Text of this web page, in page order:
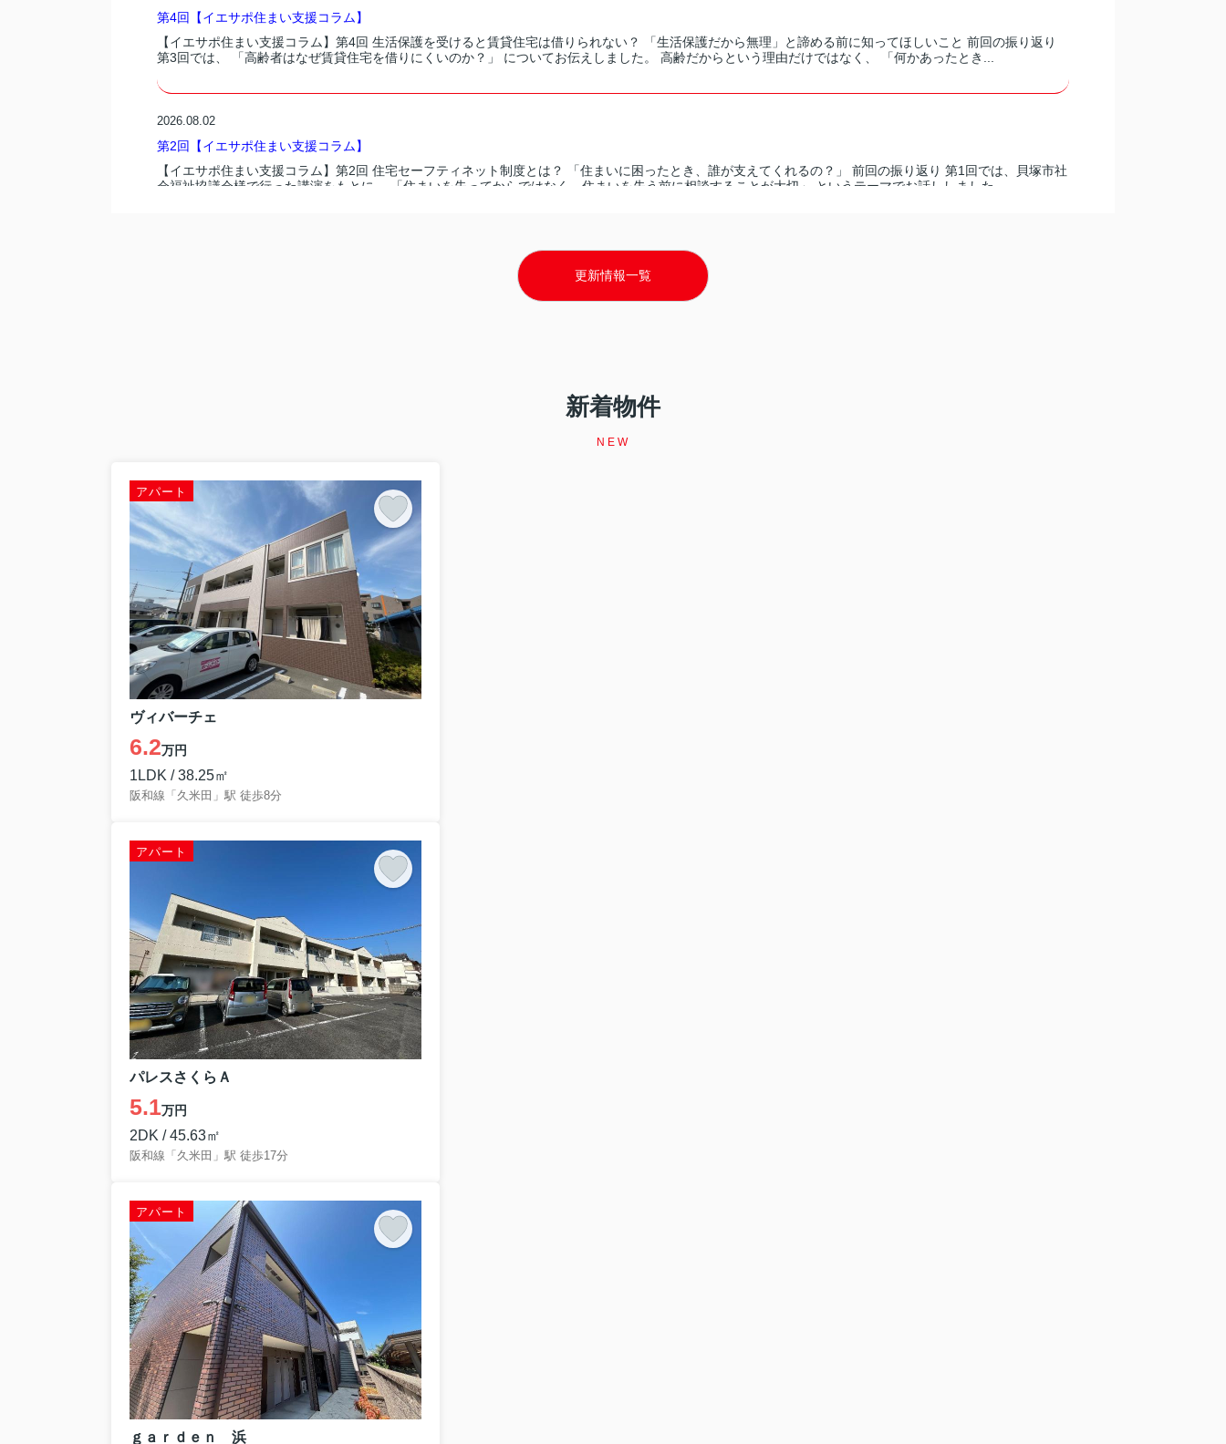
第4回【イエサポ住まい支援コラム】
【イエサポ住まい支援コラム】第4回 生活保護を受けると賃貸住宅は借りられない？ 「生活保護だから無理」と諦める前に知ってほしいこと 前回の振り返り
第3回では、 「高齢者はなぜ賃貸住宅を借りにくいのか？」 についてお伝えしました。 高齢だからという理由だけではなく、 「何かあったとき...
2026.08.02
第2回【イエサポ住まい支援コラム】
【イエサポ住まい支援コラム】第2回 住宅セーフティネット制度とは？ 「住まいに困ったとき、誰が支えてくれるの？」 前回の振り返り 第1回では、貝塚市社
会福祉協議会様で行った講演をもとに、 「住まいを失ってからではなく、住まいを失う前に相談することが大切」 というテーマでお話ししました...
【イエサポ住まい支援コラム】第1回 社会福祉協議会様で講演しました 「住宅セーフティネット制度 ～住まいを失う前にできること～」 先日、貝塚市社会福
更新情報一覧
新着物件
NEW
アパート
ヴィバーチェ
6.2万円
1LDK / 38.25㎡
阪和線「久米田」駅 徒歩8分
アパート
パレスさくらＡ
5.1万円
2DK / 45.63㎡
阪和線「久米田」駅 徒歩17分
アパート
ｇａｒｄｅｎ 浜